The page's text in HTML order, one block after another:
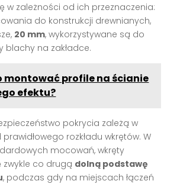
w zależności od ich przeznaczenia:
do konstrukcji drewnianych,
20 mm, wykorzystywane są do
blachy na zakładce.
montować profile na ścianie
efektu?
pokrycia zależą w
rozkładu wkrętów. W
mocowań, wkręty
zwykle co drugą dolną podstawę
, podczas gdy na miejscach łączeń